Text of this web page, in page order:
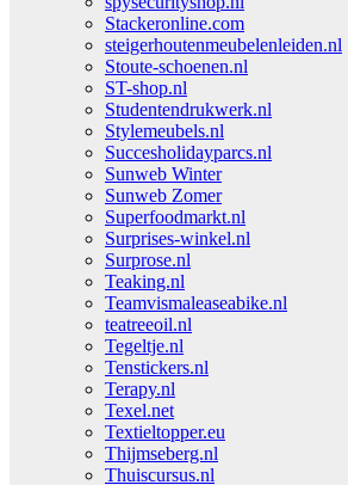
Stackeronline.com
steigerhoutenmeubelenleiden.nl
Stoute-schoenen.nl
ST-shop.nl
Studentendrukwerk.nl
Stylemeubels.nl
Succesholidayparcs.nl
Sunweb Winter
Sunweb Zomer
Superfoodmarkt.nl
Surprises-winkel.nl
Surprose.nl
Teaking.nl
Teamvismaleaseabike.nl
teatreeoil.nl
Tegeltje.nl
Tenstickers.nl
Terapy.nl
Texel.net
Textieltopper.eu
Thijmseberg.nl
Thuiscursus.nl